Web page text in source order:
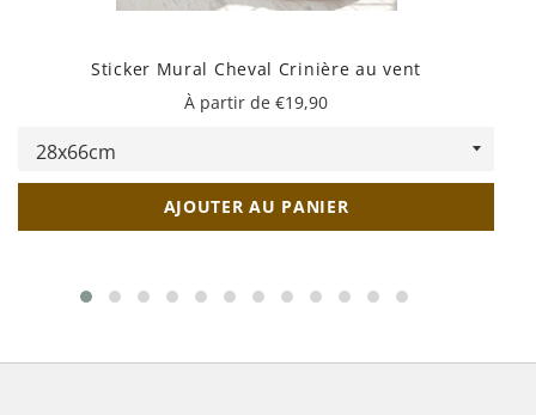
Sticker Mural Cheval Crinière au vent
À partir de €19,90
AJOUTER AU PANIER